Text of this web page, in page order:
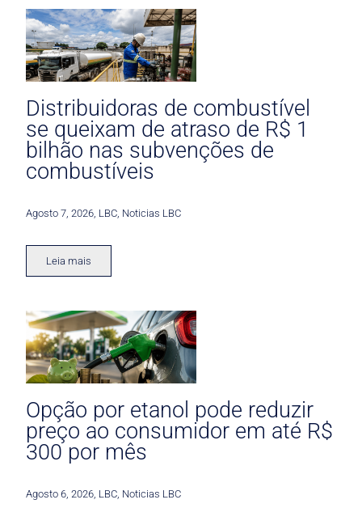
Distribuidoras de combustível
se queixam de atraso de R$ 1
bilhão nas subvenções de
combustíveis
Agosto 7, 2026 LBC Noticias LBC
Leia mais
Opção por etanol pode reduzir
preço ao consumidor em até R$
300 por mês
Agosto 6, 2026 LBC Noticias LBC